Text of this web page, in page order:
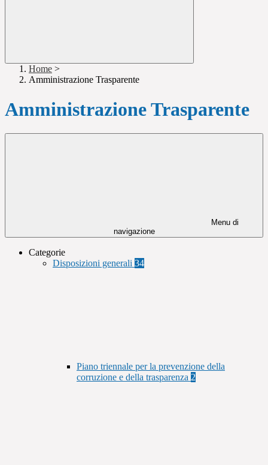
Home >
Amministrazione Trasparente
Amministrazione Trasparente
Menu di
navigazione
Categorie
Disposizioni generali 34
Piano triennale per la prevenzione della
corruzione e della trasparenza 2